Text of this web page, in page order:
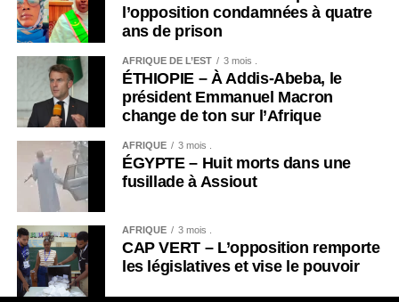
l’opposition condamnées à quatre
ans de prison
AFRIQUE DE L’EST 3 mois .
ÉTHIOPIE – À Addis-Abeba, le
président Emmanuel Macron
change de ton sur l’Afrique
AFRIQUE 3 mois .
ÉGYPTE – Huit morts dans une
fusillade à Assiout
AFRIQUE 3 mois .
CAP VERT – L’opposition remporte
les législatives et vise le pouvoir